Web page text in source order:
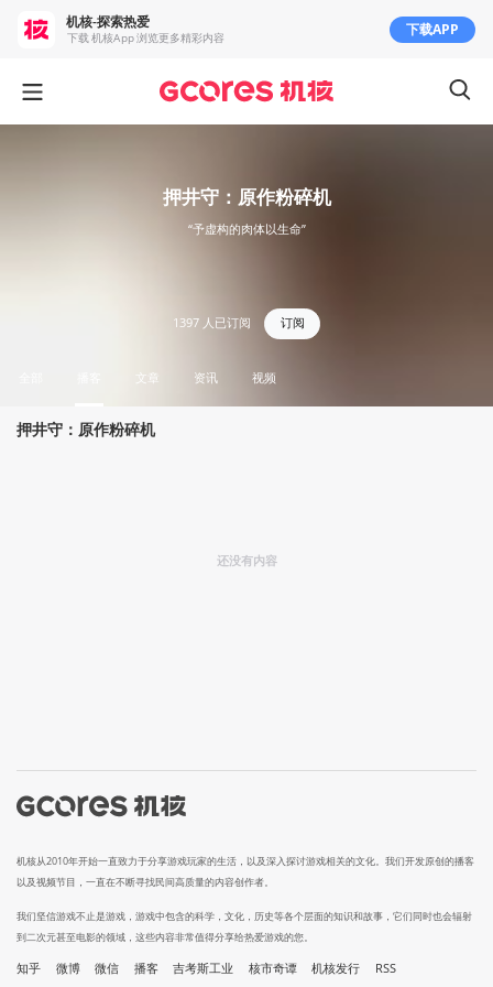
押井守：原作粉碎机
“予虚构的肉体以生命”
1397 人已订阅 订阅
文章 资讯 视频
押井守：原作粉碎机
还没有内容
机核从2010年开始一直致力于分享游戏玩家的生活，以及深入探讨游戏相关的文化。我们开发原创的播客
以及视频节目，一直在不断寻找民间高质量的内容创作者。
我们坚信游戏不止是游戏，游戏中包含的科学，文化，历史等各个层面的知识和故事，它们同时也会辐射
到二次元甚至电影的领域，这些内容非常值得分享给热爱游戏的您。
知乎 微博 微信 播客 吉考斯工业 核市奇谭 机核发行 RSS
机核-探索热爱
下载 机核App 浏览更多精彩内容 下载APP